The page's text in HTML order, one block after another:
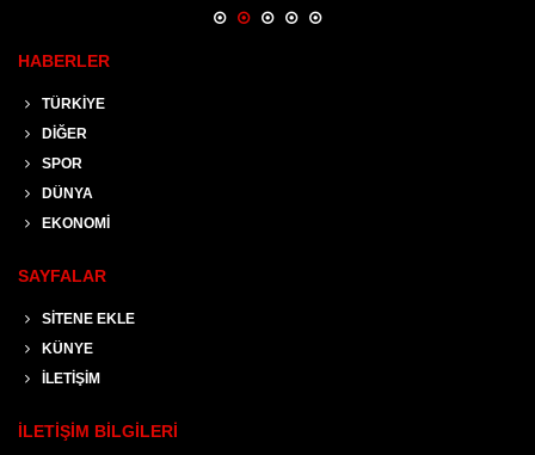
HABERLER
TÜRKİYE
DİĞER
SPOR
DÜNYA
EKONOMİ
SAYFALAR
SİTENE EKLE
KÜNYE
İLETİŞİM
İLETİŞİM BİLGİLERİ